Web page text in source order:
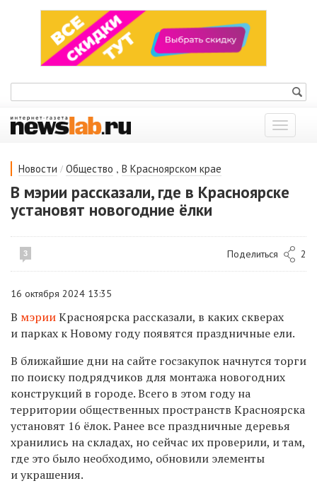
Показать
меню
Новости / Общество , В Красноярском крае
В мэрии рассказали, где в Красноярске
установят новогодние ёлки
3 Поделиться 2
16 октября 2024 13:35
В мэрииКрасноярска рассказали, в каких скверах
и парках к Новому году появятся праздничные ели.
В ближайшие дни на сайте госзакупок начнутся торги
по поиску подрядчиков для монтажа новогодних
конструкций в городе. Всего в этом году на
территории общественных пространств Красноярска
установят 16 ёлок. Ранее все праздничные деревья
хранились на складах, но сейчас их проверили, и там,
где это было необходимо, обновили элементы
и украшения.